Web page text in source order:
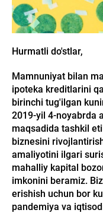
Hurmatli do'stlar,
Mamnuniyat bilan
ipoteka kreditlarini
birinchi tug'ilgan
2019-yil 4-noyabrda
maqsadida tashkil
biznesini
amaliyotini ilgari
mahalliy kapital
imkonini beramiz.
erishish uchun bor
pandemiya va